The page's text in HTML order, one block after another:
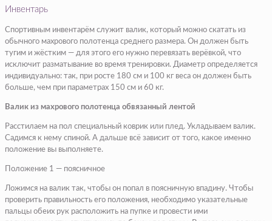
Инвентарь
Спортивным инвентарём служит валик, который можно скатать из
обычного махрового полотенца среднего размера. Он должен быть
тугим и жёстким — для этого его нужно перевязать верёвкой, что
исключит разматывание во время тренировки. Диаметр определяется
индивидуально: так, при росте 180 см и 100 кг веса он должен быть
больше, чем при параметрах 150 см и 60 кг.
Валик из махрового полотенца обвязанный лентой
Расстилаем на пол специальный коврик или плед. Укладываем валик.
Садимся к нему спиной. А дальше всё зависит от того, какое именно
положение вы выполняете.
Положение 1 — поясничное
Ложимся на валик так, чтобы он попал в поясничную впадину. Чтобы
проверить правильность его положения, необходимо указательные
пальцы обеих рук расположить на пупке и провести ими